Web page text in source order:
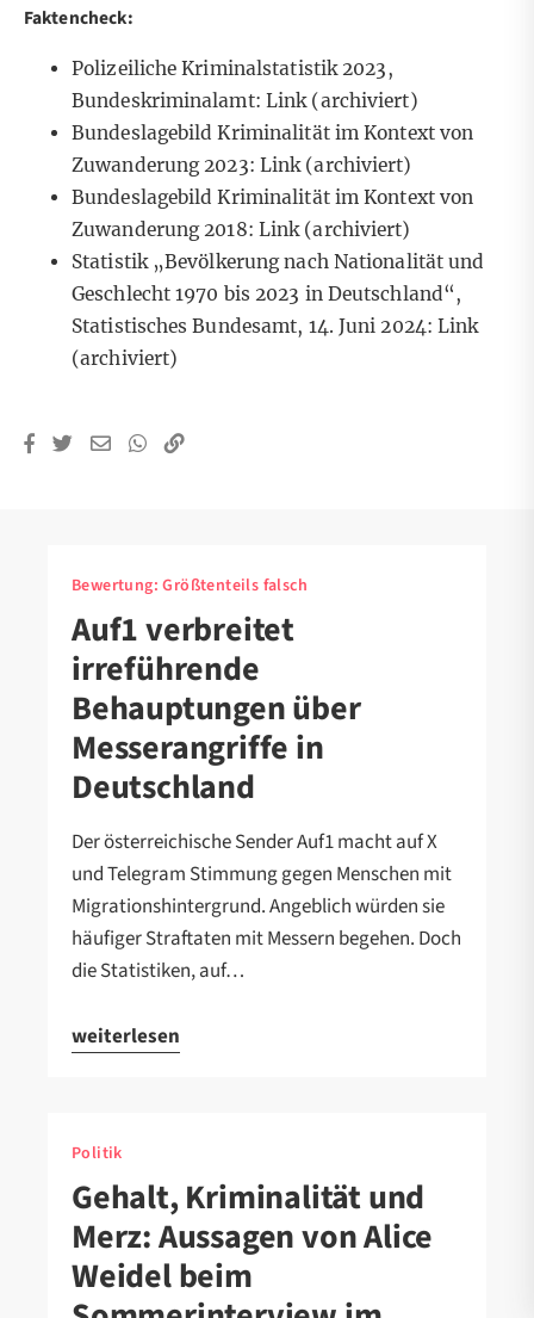
Faktencheck:
Polizeiliche Kriminalstatistik 2023,
Bundeskriminalamt: Link(archiviert)
Bundeslagebild Kriminalität im Kontext von
Zuwanderung 2023: Link(archiviert)
Bundeslagebild Kriminalität im Kontext von
Zuwanderung 2018: Link(archiviert)
Statistik „Bevölkerung nach Nationalität und
Geschlecht 1970 bis 2023 in Deutschland“,
Statistisches Bundesamt, 14. Juni 2024:Link
(archiviert)
Bewertung:Größtenteils falsch
Auf1 verbreitet
irreführende
Behauptungen über
Messerangriffe in
Deutschland
Der österreichische Sender Auf1 macht auf X
und Telegram Stimmung gegen Menschen mit
Migrationshintergrund. Angeblich würden sie
häufiger Straftaten mit Messern begehen. Doch
die Statistiken, auf…
weiterlesen
Politik
Gehalt, Kriminalität und
Merz: Aussagen von Alice
Weidel beim